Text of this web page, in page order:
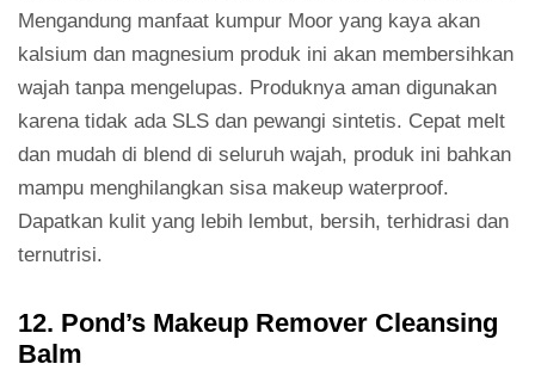
Mengandung manfaat kumpur Moor yang kaya akan
kalsium dan magnesium produk ini akan membersihkan
wajah tanpa mengelupas. Produknya aman digunakan
karena tidak ada SLS dan pewangi sintetis. Cepat melt
dan mudah di blend di seluruh wajah, produk ini bahkan
mampu menghilangkan sisa makeup waterproof.
Dapatkan kulit yang lebih lembut, bersih, terhidrasi dan
ternutrisi.
12. Pond’s Makeup Remover Cleansing
Balm